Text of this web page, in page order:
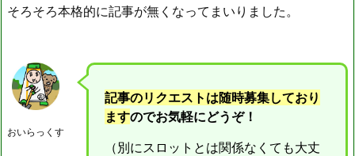
そろそろ本格的に記事が無くなってまいりました。
おいらっくす
記事のリクエストは随時募集しており
ますのでお気軽にどうぞ！
（別にスロットとは関係なくても大丈